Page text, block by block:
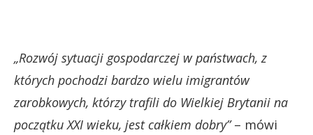
„Rozwój sytuacji gospodarczej w państwach, z
których pochodzi bardzo wielu imigrantów
zarobkowych, którzy trafili do Wielkiej Brytanii na
początku XXI wieku, jest całkiem dobry”– mówi